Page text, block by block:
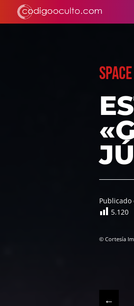
SPACE
Publicado
5.120
© Cortesía
←